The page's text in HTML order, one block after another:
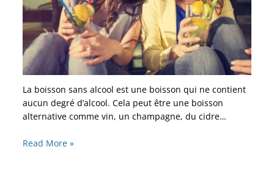
La boisson sans alcool est une boisson qui ne contient
aucun degré d’alcool. Cela peut être une boisson
alternative comme vin, un champagne, du cidre…
Read More »